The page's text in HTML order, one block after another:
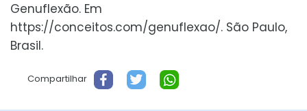
Genuflexão. Em
https://conceitos.com/genuflexao/. São Paulo,
Brasil.
Compartilhar